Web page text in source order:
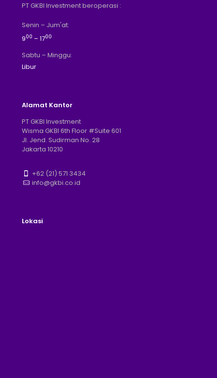
PT GKBI Investment beroperasi :
Senin – Jum'at:
900 – 1700
Sabtu – Minggu:
Libur
Alamat Kantor
PT GKBI Investment
Wisma GKBI 6th Floor #Suite 601
Jl. Jend. Sudirman No. 28
Jakarta 10210
+62 (21) 571 3434
info@gkbi.co.id
Lokasi